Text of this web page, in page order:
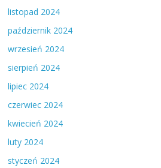
listopad 2024
październik 2024
wrzesień 2024
sierpień 2024
lipiec 2024
czerwiec 2024
kwiecień 2024
luty 2024
styczeń 2024